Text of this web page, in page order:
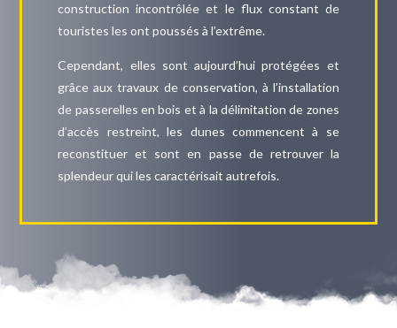
construction incontrôlée et le flux constant de
touristes les ont poussés à l’extrême.
Cependant, elles sont aujourd’hui protégées et
grâce aux travaux de conservation, à l’installation
de passerelles en bois et à la délimitation de zones
d’accès restreint, les dunes commencent à se
reconstituer et sont en passe de retrouver la
splendeur qui les caractérisait autrefois.